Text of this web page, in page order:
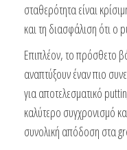
σταθερότητα είναι
και τη διασφάλιση ότι ο
Επιπλέον, το πρόσθετο
αναπτύξουν έναν πιο
για αποτελεσματικό
καλύτερο συγχρονισμό
συνολική απόδοση στα